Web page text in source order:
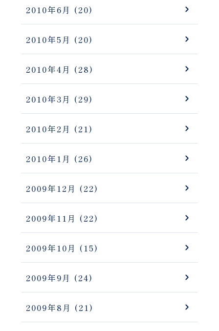
2010年6月 (20)
2010年5月 (20)
2010年4月 (28)
2010年3月 (29)
2010年2月 (21)
2010年1月 (26)
2009年12月 (22)
2009年11月 (22)
2009年10月 (15)
2009年9月 (24)
2009年8月 (21)